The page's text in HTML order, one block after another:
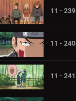
11 - 239
11 - 240
11 - 241